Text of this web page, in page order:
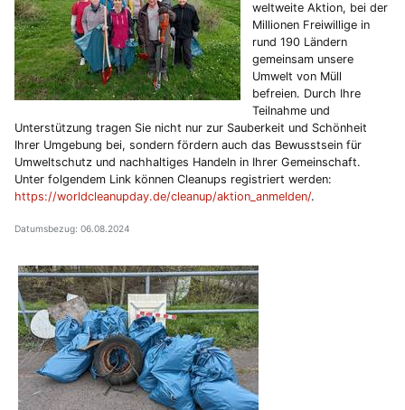
weltweite Aktion, bei der
Millionen Freiwillige in
rund 190 Ländern
gemeinsam unsere
Umwelt von Müll
befreien. Durch Ihre
Teilnahme und
Unterstützung tragen Sie nicht nur zur Sauberkeit und Schönheit
Ihrer Umgebung bei, sondern fördern auch das Bewusstsein für
Umweltschutz und nachhaltiges Handeln in Ihrer Gemeinschaft.
Unter folgendem Link können Cleanups registriert werden:
https://worldcleanupday.de/cleanup/aktion_anmelden/.
Datumsbezug: 06.08.2024